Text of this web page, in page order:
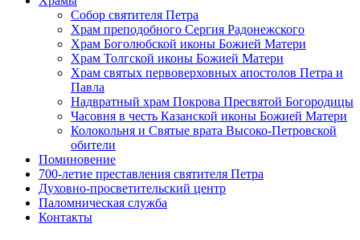
Собор святителя Петра
Храм преподобного Сергия Радонежского
Храм Боголюбской иконы Божией Матери
Храм Толгской иконы Божией Матери
Храм святых первоверховных апостолов Петра и
Павла
Надвратный храм Покрова Пресвятой Богородицы
Часовня в честь Казанской иконы Божией Матери
Колокольня и Святые врата Высоко-Петровской
обители
Поминовение
700-летие преставления святителя Петра
Духовно-просветительский центр
Паломническая служба
Контакты